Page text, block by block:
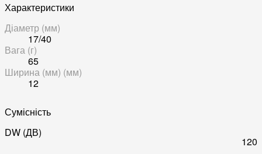
Характеристики
Діаметр (мм)
17/40
Вага (г)
65
Ширина (мм) (мм)
12
Сумісність
DW (ДВ)
120